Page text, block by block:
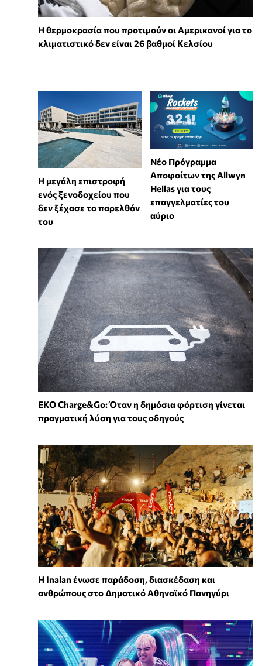
Η θερμοκρασία που προτιμούν οι Αμερικανοί για το
κλιματιστικό δεν είναι 26 βαθμοί Κελσίου
Η μεγάλη επιστροφή
ενός ξενοδοχείου που
δεν ξέχασε το παρελθόν
του
Νέο Πρόγραμμα
Αποφοίτων της Allwyn
Hellas για τους
επαγγελματίες του
αύριο
EKO Charge&Go: Όταν η δημόσια φόρτιση γίνεται
πραγματική λύση για τους οδηγούς
Η Inalan ένωσε παράδοση, διασκέδαση και
ανθρώπους στο Δημοτικό Αθηναϊκό Πανηγύρι